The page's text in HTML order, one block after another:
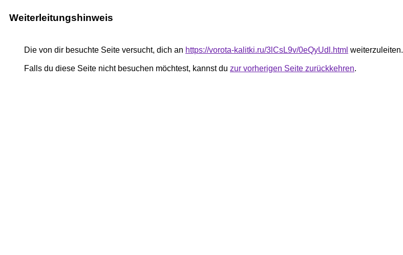
Weiterleitungshinweis
Die von dir besuchte Seite versucht, dich an https://vorota-kalitki.ru/3lCsL9v/0eQyUdl.html weiterzuleiten.
Falls du diese Seite nicht besuchen möchtest, kannst du zur vorherigen Seite zurückkehren.